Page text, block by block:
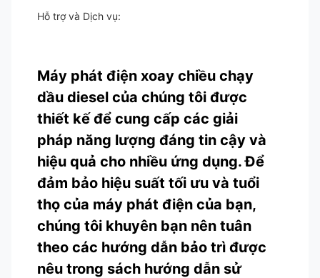
Hỗ trợ và Dịch vụ:
Máy phát điện xoay chiều chạy
dầu diesel của chúng tôi được
thiết kế để cung cấp các giải
pháp năng lượng đáng tin cậy và
hiệu quả cho nhiều ứng dụng. Để
đảm bảo hiệu suất tối ưu và tuổi
thọ của máy phát điện của bạn,
chúng tôi khuyên bạn nên tuân
theo các hướng dẫn bảo trì được
nêu trong sách hướng dẫn sử